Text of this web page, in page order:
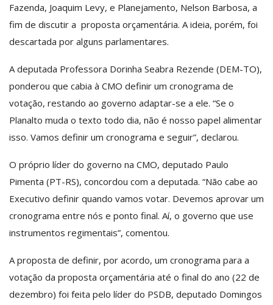
Fazenda, Joaquim Levy, e Planejamento, Nelson Barbosa, a
fim de discutir a proposta orçamentária. A ideia, porém, foi
descartada por alguns parlamentares.
A deputada Professora Dorinha Seabra Rezende (DEM-TO),
ponderou que cabia à CMO definir um cronograma de
votação, restando ao governo adaptar-se a ele. “Se o
Planalto muda o texto todo dia, não é nosso papel alimentar
isso. Vamos definir um cronograma e seguir”, declarou.
O próprio líder do governo na CMO, deputado Paulo
Pimenta (PT-RS), concordou com a deputada. “Não cabe ao
Executivo definir quando vamos votar. Devemos aprovar um
cronograma entre nós e ponto final. Aí, o governo que use
instrumentos regimentais”, comentou.
A proposta de definir, por acordo, um cronograma para a
votação da proposta orçamentária até o final do ano (22 de
dezembro) foi feita pelo líder do PSDB, deputado Domingos